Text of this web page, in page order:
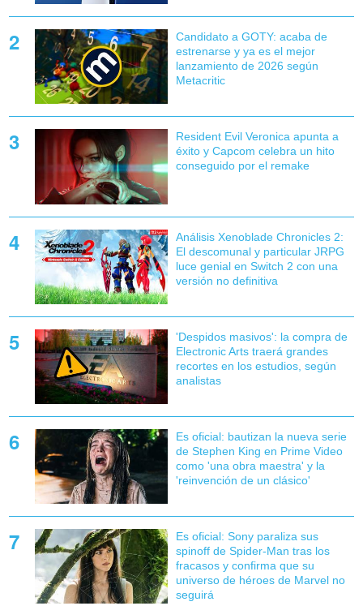
Candidato a GOTY: acaba de
estrenarse y ya es el mejor
lanzamiento de 2026 según
Metacritic
Resident Evil Veronica apunta a
éxito y Capcom celebra un hito
conseguido por el remake
Análisis Xenoblade Chronicles 2:
El descomunal y particular JRPG
luce genial en Switch 2 con una
versión no definitiva
'Despidos masivos': la compra de
Electronic Arts traerá grandes
recortes en los estudios, según
analistas
Es oficial: bautizan la nueva serie
de Stephen King en Prime Video
como 'una obra maestra' y la
'reinvención de un clásico'
Es oficial: Sony paraliza sus
spinoff de Spider-Man tras los
fracasos y confirma que su
universo de héroes de Marvel no
seguirá